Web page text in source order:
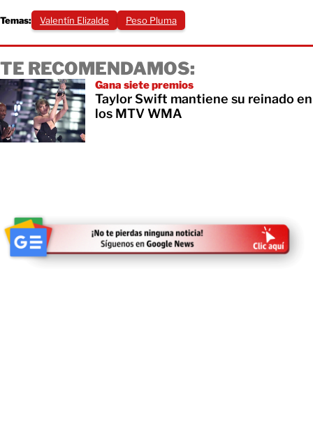
Temas: Valentín Elizalde Peso Pluma
TE RECOMENDAMOS:
Gana siete premios
Taylor Swift mantiene su reinado en
los MTV WMA